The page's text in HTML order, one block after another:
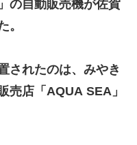
の自動販売機が佐賀
。
されたのは、みやき
売店「AQUA SEA」